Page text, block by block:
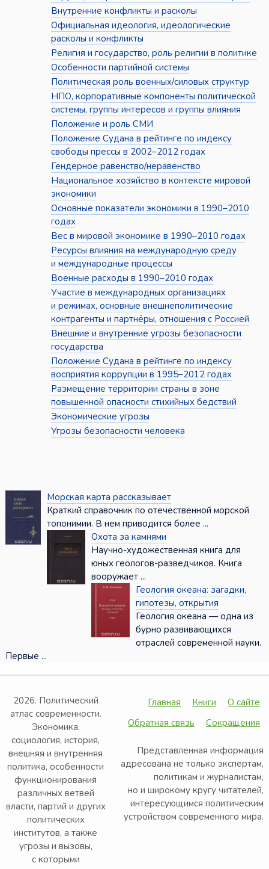
Внутренние конфликты и расколы
Официальная идеология, идеологические
расколы и конфликты
Религия и государство, роль религии в политике
Особенности партийной системы
Политическая роль военных/силовых структур
НПО, корпоративные компоненты политической
системы, группы интересов и группы влияния
Положение и роль СМИ
Положение Судана в рейтинге по индексу
свободы прессы в 2002–2012 годах
Гендерное равенство/неравенство
Национальное хозяйство в контексте мировой
экономики
Основные показатели экономики в 1990–2010
годах
Вес в мировой экономике в 1990–2010 годах
Ресурсы влияния на международную среду
и международные процессы
Военные расходы в 1990–2010 годах
Участие в международных организациях
и режимах, основные внешнеполитические
контрагенты и партнёры, отношения с Россией
Внешние и внутренние угрозы безопасности
государства
Положение Судана в рейтинге по индексу
восприятия коррупции в 1995–2012 годах
Размещение территории страны в зоне
повышенной опасности стихийных бедствий
Экономические угрозы
Угрозы безопасности человека
Морская карта рассказывает
Краткий справочник по отечественной морской
топонимии. В нем приводится более ...
Охота за камнями
Научно-художественная книга для
юных геологов-разведчиков. Книга
вооружает ...
Геология океана: загадки,
гипотезы, открытия
Геология океана — одна из
бурно развивающихся
отраслей современной науки.
Первые ...
2026. Политический
атлас современности.
Экономика,
социология, история,
внешняя и внутренняя
политика, особенности
функционирования
различных ветвей
власти, партий и других
политических
институтов, а также
угрозы и вызовы,
с которыми
Главная Книги
О сайте
Обратная связь
Сокращения
Представленная информация
адресована не только экспертам,
политикам и журналистам,
но и широкому кругу читателей,
интересующимся политическим
устройством современного мира.